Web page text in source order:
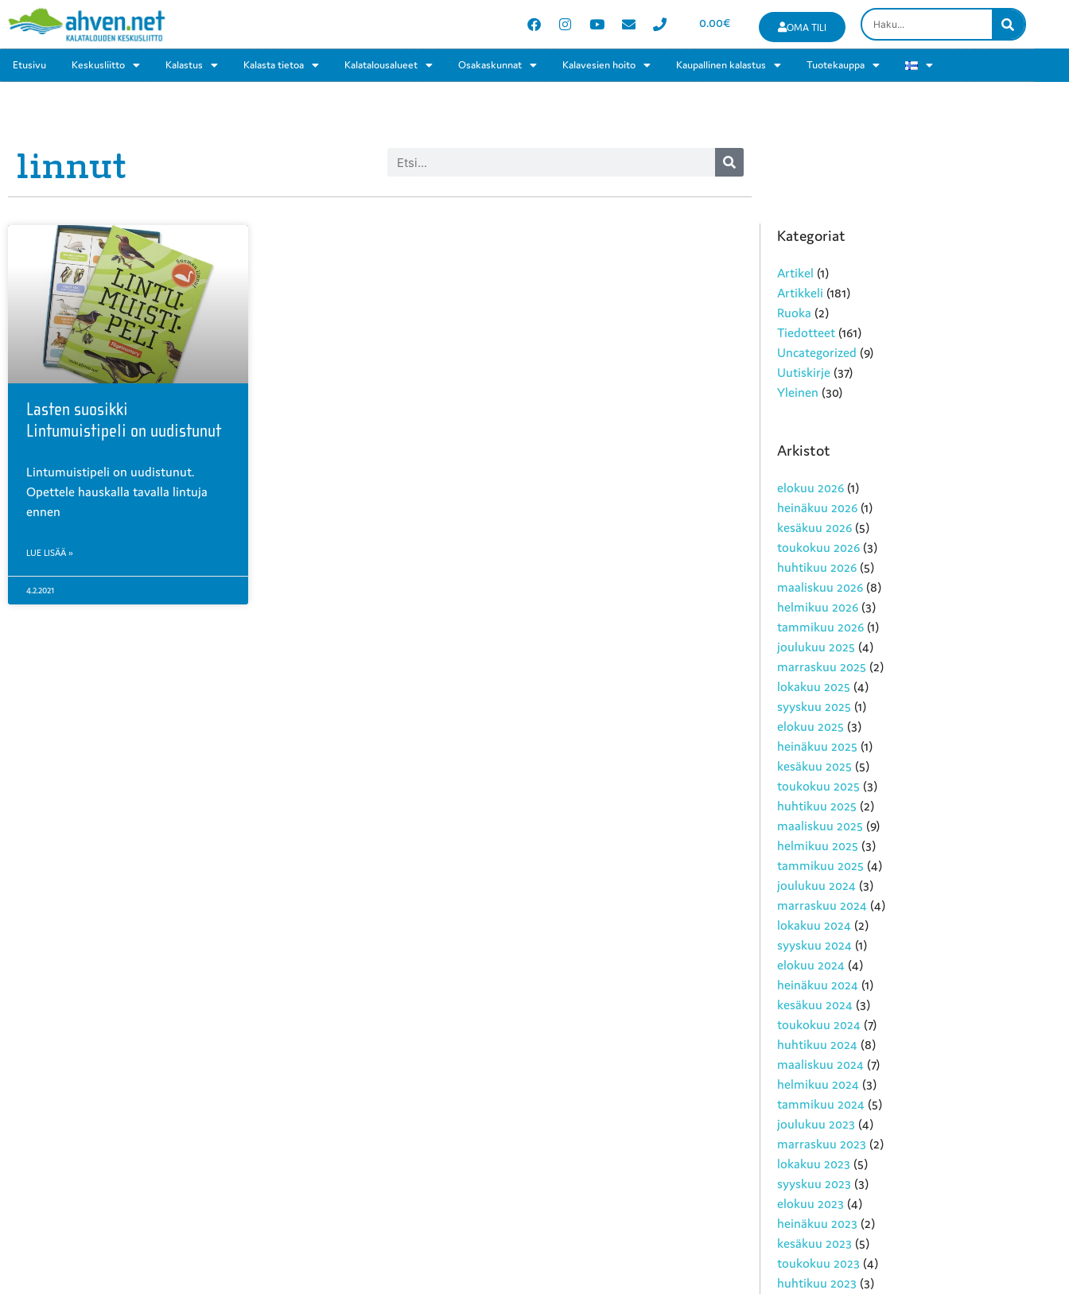
0.00€ OMA TILI
Etusivu Keskusliitto Kalastus Kalasta tietoa Kalatalousalueet Osakaskunnat Kalavesien hoito Kaupallinen kalastus Tuotekauppa
linnut
Lasten suosikki
Lintumuistipeli on uudistunut
Lintumuistipeli on uudistunut.
Opettele hauskalla tavalla lintuja
ennen
LUE LISÄÄ »
4.2.2021
Kategoriat
Artikel (1)
Artikkeli (181)
Ruoka (2)
Tiedotteet (161)
Uncategorized (9)
Uutiskirje (37)
Yleinen (30)
Arkistot
elokuu 2026 (1)
heinäkuu 2026 (1)
kesäkuu 2026 (5)
toukokuu 2026 (3)
huhtikuu 2026 (5)
maaliskuu 2026 (8)
helmikuu 2026 (3)
tammikuu 2026 (1)
joulukuu 2025 (4)
marraskuu 2025 (2)
lokakuu 2025 (4)
syyskuu 2025 (1)
elokuu 2025 (3)
heinäkuu 2025 (1)
kesäkuu 2025 (5)
toukokuu 2025 (3)
huhtikuu 2025 (2)
maaliskuu 2025 (9)
helmikuu 2025 (3)
tammikuu 2025 (4)
joulukuu 2024 (3)
marraskuu 2024 (4)
lokakuu 2024 (2)
syyskuu 2024 (1)
elokuu 2024 (4)
heinäkuu 2024 (1)
kesäkuu 2024 (3)
toukokuu 2024 (7)
huhtikuu 2024 (8)
maaliskuu 2024 (7)
helmikuu 2024 (3)
tammikuu 2024 (5)
joulukuu 2023 (4)
marraskuu 2023 (2)
lokakuu 2023 (5)
syyskuu 2023 (3)
elokuu 2023 (4)
heinäkuu 2023 (2)
kesäkuu 2023 (5)
toukokuu 2023 (4)
huhtikuu 2023 (3)